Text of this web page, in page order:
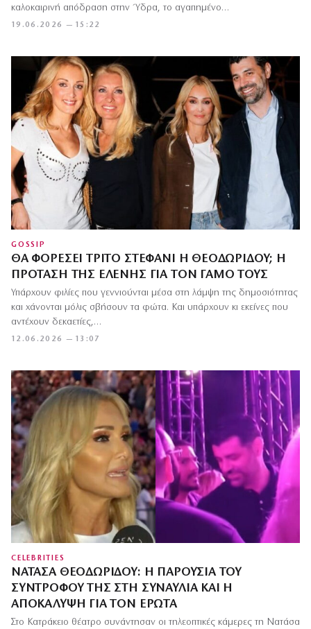
19.06.2026 — 15:22
καλοκαιρινή απόδραση στην Ύδρα, το αγαπημένο…
GOSSIP
ΘΑ ΦΟΡΈΣΕΙ ΤΡΊΤΟ ΣΤΕΦΆΝΙ Η ΘΕΟΔΩΡΊΔΟΥ; Η
ΠΡΌΤΑΣΗ ΤΗΣ ΕΛΈΝΗΣ ΓΙΑ ΤΟΝ ΓΆΜΟ ΤΟΥΣ
12.06.2026 — 13:07
Υπάρχουν φιλίες που γεννιούνται μέσα στη λάμψη της δημοσιότητας
και χάνονται μόλις σβήσουν τα φώτα. Και υπάρχουν κι εκείνες που
αντέχουν δεκαετίες,…
CELEBRITIES
ΝΑΤΆΣΑ ΘΕΟΔΩΡΊΔΟΥ: Η ΠΑΡΟΥΣΊΑ ΤΟΥ
ΣΥΝΤΡΌΦΟΥ ΤΗΣ ΣΤΗ ΣΥΝΑΥΛΊΑ ΚΑΙ Η
ΑΠΟΚΆΛΥΨΗ ΓΙΑ ΤΟΝ ΈΡΩΤΑ
Στο Κατράκειο θέατρο συνάντησαν οι τηλεοπτικές κάμερες τη Νατάσα